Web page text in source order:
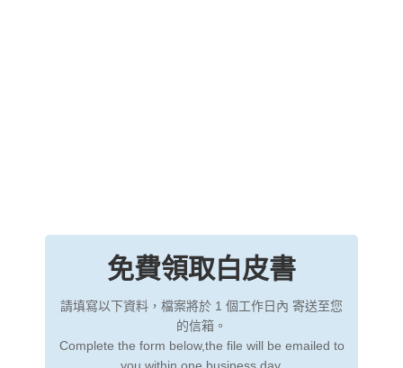
免費領取白皮書
請填寫以下資料，檔案將於 1 個工作日內 寄送至您
的信箱。
Complete the form below,the file will be emailed to